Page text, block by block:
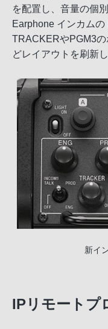
を配置し、音量の個
Earphone インカムの
TRACKERやPGM3
どレイアウトを刷新し
新イ
IPリモートプ